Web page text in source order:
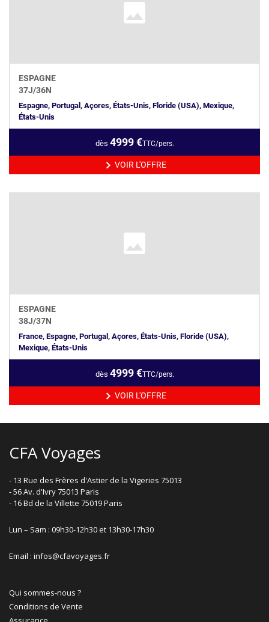
ESPAGNE
37J/36N
Espagne, Portugal, Açores, États-Unis, Floride (USA), Mexique,
États-Unis
dès 4999€TTC/pers.
VOIR L'OFFRE
ESPAGNE
38J/37N
France, Espagne, Portugal, Açores, États-Unis, Floride (USA),
Mexique, États-Unis
dès 4999€TTC/pers.
VOIR L'OFFRE
CFA Voyages
- 13 Rue des Frères d'Astier de la Vigeries 75013
- 56 Av. d'Ivry 75013 Paris
- 16 Bd de la Villette 75019 Paris
Lun – Sam : 09h30-12h30 et 13h30-17h30
Email : infos@cfavoyages.fr
Qui sommes-nous ?
Conditions de Vente